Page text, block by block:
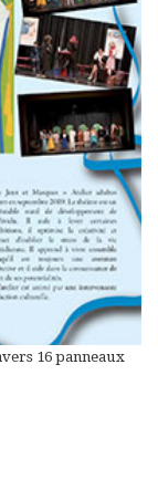
16 panneaux